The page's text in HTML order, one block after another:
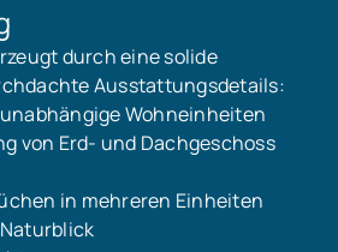
durch eine solide
Ausstattungsdetails:
Wohneinheiten
von Erd- und Dachgeschoss
in mehreren Einheiten